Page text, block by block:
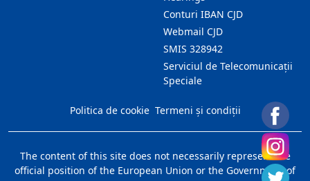
Conturi IBAN CJD
Webmail CJD
SMIS 328942
Serviciul de Telecomunicații
Speciale
Politica de cookie Termeni și condiții
The content of this site does not necessarily represent the
official position of the European Union or the Government of